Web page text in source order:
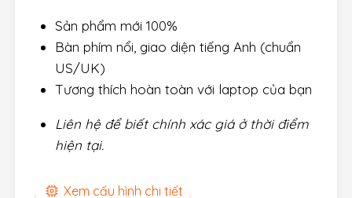
Sản phẩm mới 100%
Bàn phím nổi, giao diện tiếng Anh (chuẩn
US/UK)
Tương thích hoàn toàn với laptop của bạn
Liên hệ để biết chính xác giá ở thời điểm
hiện tại.
Xem cấu hình chi tiết